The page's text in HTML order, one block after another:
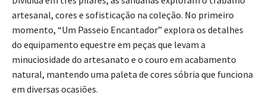
artesanal, cores e sofisticação na coleção. No primeiro
momento, “Um Passeio Encantador” explora os detalhes
do equipamento equestre em peças que levam a
minuciosidade do artesanato e o couro em acabamento
natural, mantendo uma paleta de cores sóbria que funciona
em diversas ocasiões.